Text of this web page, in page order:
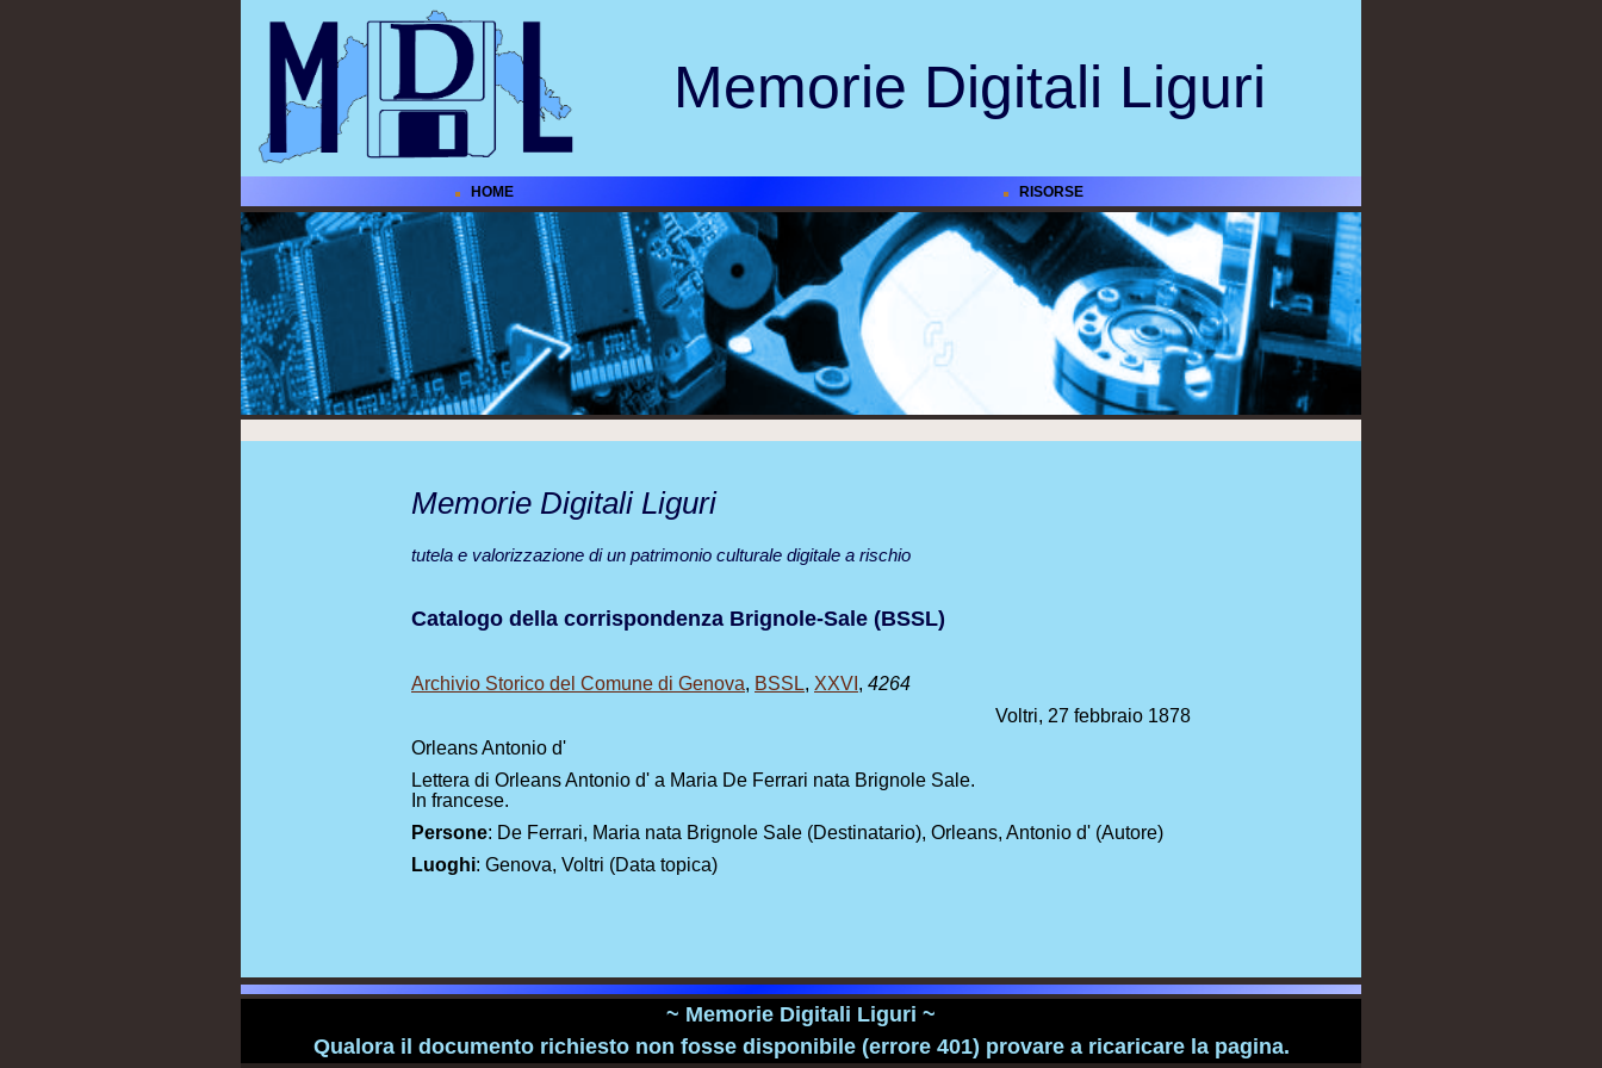
Memorie Digitali Liguri
HOME RISORSE
Memorie Digitali Liguri
tutela e valorizzazione di un patrimonio culturale digitale a rischio
Catalogo della corrispondenza Brignole-Sale (BSSL)
Archivio Storico del Comune di Genova, BSSL, XXVI , 4264
Voltri, 27 febbraio 1878
Orleans Antonio d'
Lettera di Orleans Antonio d' a Maria De Ferrari nata Brignole Sale.
In francese.
Persone: De Ferrari, Maria nata Brignole Sale (Destinatario), Orleans, Antonio d' (Autore)
Luoghi: Genova, Voltri (Data topica)
~ Memorie Digitali Liguri ~
Qualora il documento richiesto non fosse disponibile (errore 401) provare a ricaricare la pagina.